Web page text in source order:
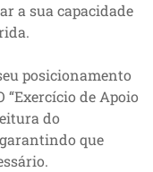
a sua capacidade
posicionamento
“Exercício de Apoio
do
que